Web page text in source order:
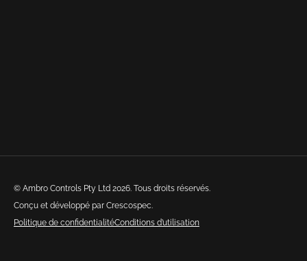
© Ambro Controls Pty Ltd 2026. Tous droits réservés.
Conçu et développé par Crescospec.
Politique de confidentialitéConditions d’utilisation